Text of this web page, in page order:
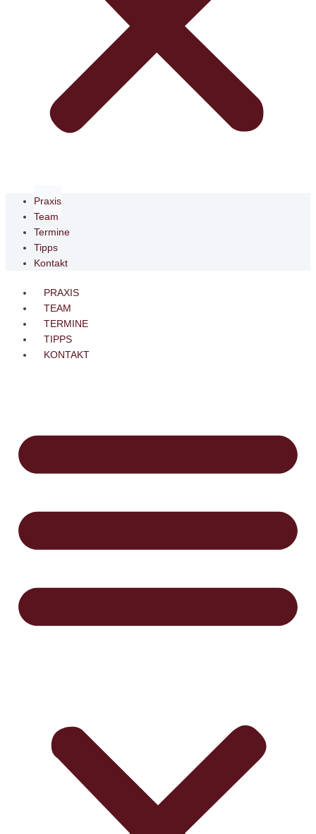
Praxis
Team
Termine
Tipps
Kontakt
PRAXIS
TEAM
TERMINE
TIPPS
KONTAKT